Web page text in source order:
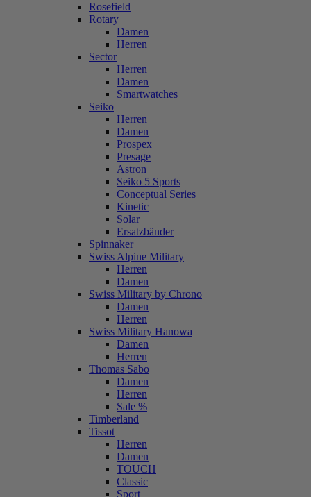
Rosefield
Rotary
Damen
Herren
Sector
Herren
Damen
Smartwatches
Seiko
Herren
Damen
Prospex
Presage
Astron
Seiko 5 Sports
Conceptual Series
Kinetic
Solar
Ersatzbänder
Spinnaker
Swiss Alpine Military
Herren
Damen
Swiss Military by Chrono
Damen
Herren
Swiss Military Hanowa
Damen
Herren
Thomas Sabo
Damen
Herren
Sale %
Timberland
Tissot
Herren
Damen
TOUCH
Classic
Sport